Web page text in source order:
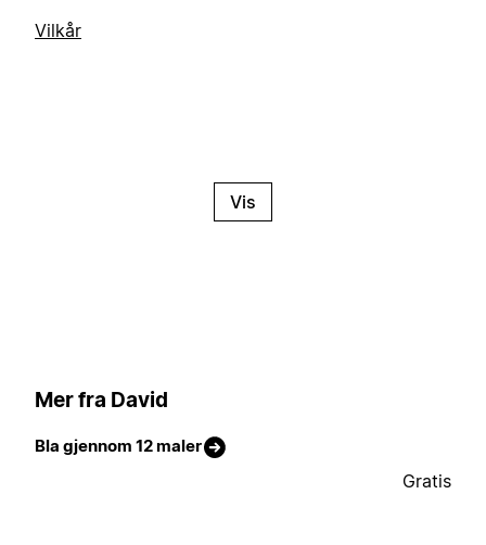
Vilkår
Vis
Mer fra David
Bla gjennom 12 maler
Gratis